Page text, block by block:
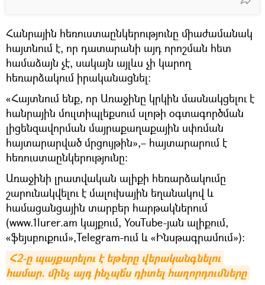
Հանրային հեռուստաընկերությունը միաժամանակ
հայտնում է, որ դատարանի այդ որոշման հետ
համաձայն չէ, սակայն այլևս չի կարող
հեռարձակում իրականացնել:
«Հայտնում ենք, որ Առաջինը կրկին մասնակցելու է
հանրային մուլտիպլեքսում սլոթի օգտագործման
լիցենզավորման մայրաքաղաքային սփռման
հայտարարված մրցույթին»,– հայտարարում է
հեռուստաընկերությունը:
Առաջինի լրատվական ալիքի հեռարձակումը
շարունակվելու է մալուխային եղանակով և
համացանցային տարբեր հարթակներում
(www.1lurer.am կայքում, YouTube-յան ալիքում,
«ֆեյսբուքում»,Telegram-ում և «Ինսթագրամում»):
Հ2-ը պայքարելու է եթերը վերականգնելու
համար. մինչ այդ ինչպե՞ս դիտել հաղորդումները